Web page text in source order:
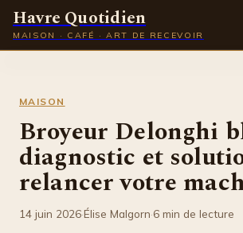
Havre Quotidien
MAISON · CAFÉ · ART DE RECEVOIR
Déco
Lifestyle
MAISON
Broyeur Delonghi
diagnostic et
relancer votre
14 juin 2026·Élise Malgorn·6 min de lecture